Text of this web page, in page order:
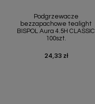
Podgrzewacze
bezzapachowe tealight
BISPOL Aura 4.5H CLASSIC
100szt.
Cena
24,33 zł